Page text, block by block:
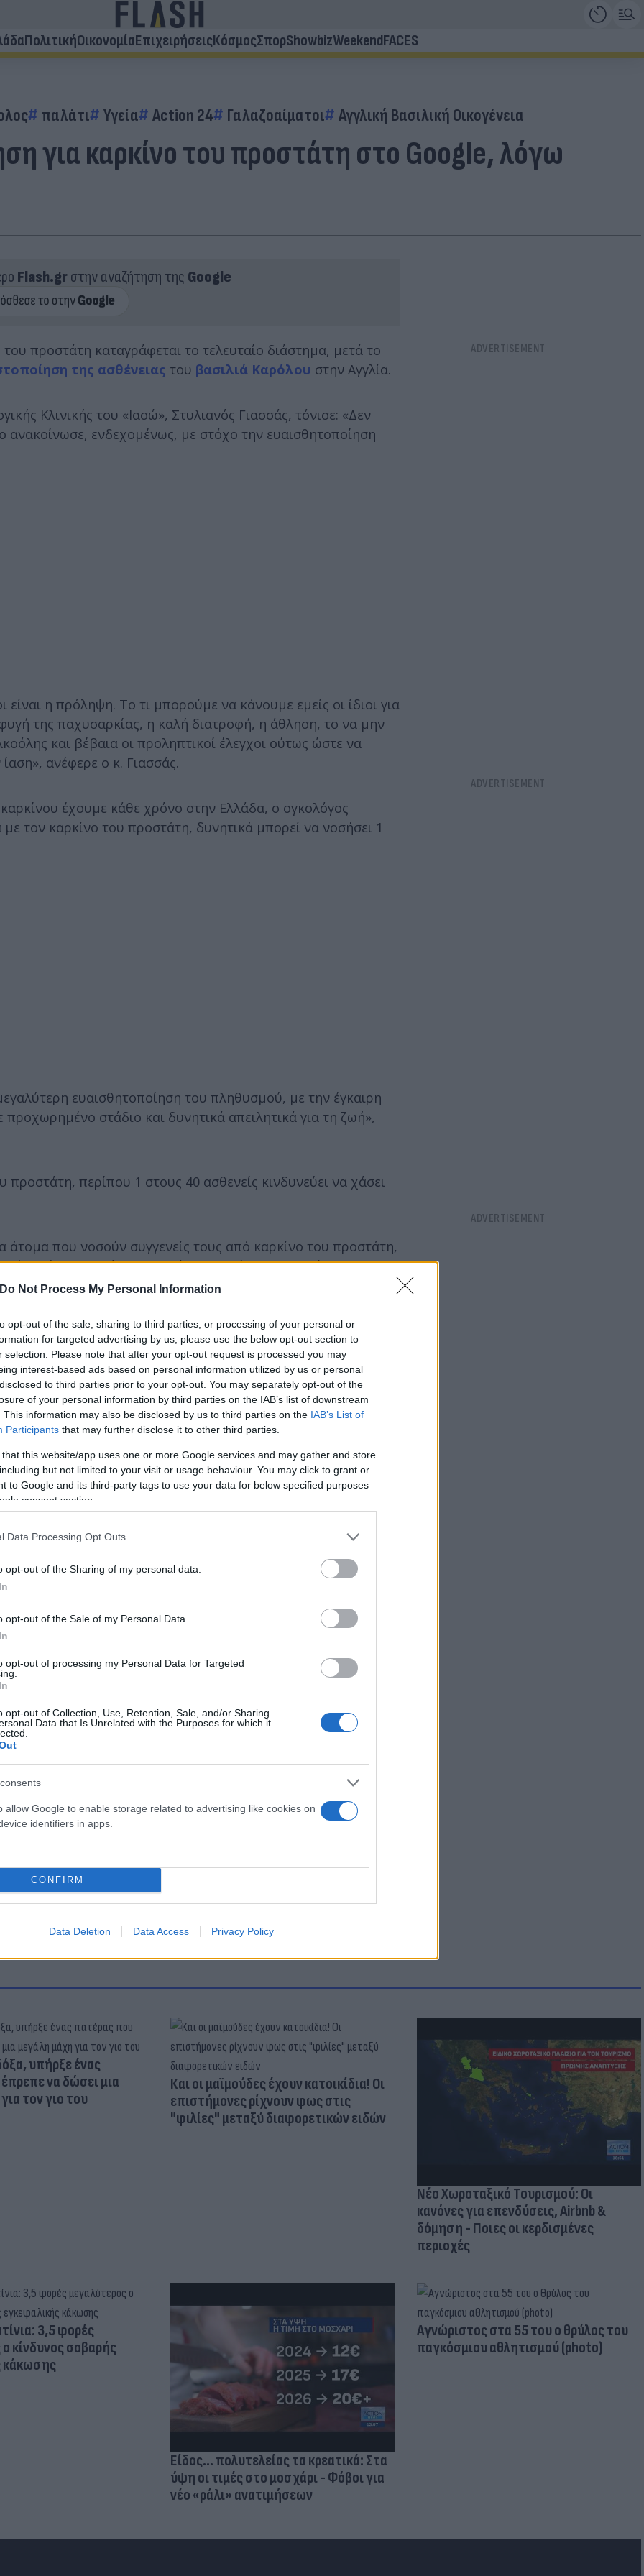
Do Not Process My Personal Information
opt-out of the sale, sharing to third parties, or processing of your personal or
for targeted advertising by us, please use the below opt-out section to
selection. Please note that after your opt-out request is processed you may
interest-based ads based on personal information utilized by us or personal
to third parties prior to your opt-out. You may separately opt-out of the
of your personal information by third parties on the IAB’s list of downstream
This information may also be disclosed by us to third parties on the IAB’s List of
Participants that may further disclose it to other third parties.
that this website/app uses one or more Google services and may gather and store
but not limited to your visit or usage behaviour. You may click to grant or
to Google and its third-party tags to use your data for below specified purposes
consent section.
Data Processing Opt Outs
opt-out of the Sharing of my personal data.
opt-out of the Sale of my Personal Data.
opt-out of processing my Personal Data for Targeted
opt-out of Collection, Use, Retention, Sale, and/or Sharing
Data that Is Unrelated with the Purposes for which it
allow Google to enable storage related to advertising like cookies on
identifiers in apps.
CONFIRM
Data Deletion Data Access Privacy Policy
ΠολιτικήΟικονομίαΕπιχειρήσειςΚόσμοςΣπορShowbizWeekendFACES
παλάτι Υγεία Action 24 Γαλαζοαίματοι Αγγλική Βασιλική Οικογένεια
για καρκίνο του προστάτη στο Google, λόγω
Flash.grστην αναζήτηση της Google
του προστάτη καταγράφεται το τελευταίο διάστημα, μετά το
της ασθένειας του βασιλιά Καρόλου στην Αγγλία.
Κλινικής του «Ιασώ», Στυλιανός Γιασσάς, τόνισε: «Δεν
ενδεχομένως, με στόχο την ευαισθητοποίηση
η πρόληψη. Το τι μπορούμε να κάνουμε εμείς οι ίδιοι για
της παχυσαρκίας, η καλή διατροφή, η άθληση, το να μην
και βέβαια οι προληπτικοί έλεγχοι ούτως ώστε να
ανέφερε ο κ. Γιασσάς.
έχουμε κάθε χρόνο στην Ελλάδα, ο ογκολόγος
τον καρκίνο του προστάτη, δυνητικά μπορεί να νοσήσει 1
ευαισθητοποίηση του πληθυσμού, με την έγκαιρη
στάδιο και δυνητικά απειλητικά για τη ζωή»,
περίπου 1 στους 40 ασθενείς κινδυνεύει να χάσει
άτομα που νοσούν συγγενείς τους από καρκίνο του προστάτη,
ελέγχους ακόμη και από την ηλικία των 40 ετών».
Flash.grστην αναζήτηση τηςGoogle
μετά τη διάγνωση του καρκίνου
που θα λάβει ο Κάρολος για τον καρκίνο
την πιο επιθετική μορφή καρκίνου του μαστού
για ανίχνευση πρώιμου καρκίνου των ωοθηκών
Οικογένεια
υπήρξε ένας
να δώσει μια
τον γιο του
Και οι μαϊμούδες έχουν κατοικίδια! Οι
επιστήμονες ρίχνουν φως στις
"φιλίες" μεταξύ διαφορετικών ειδών
Νέο Χωροταξικό Τουρισμού: Οι
κανόνες για επενδύσεις, Airbnb &
δόμηση - Ποιες οι κερδισμένες
περιοχές
3,5 φορές
κίνδυνος σοβαρής
κάκωσης
Είδος... πολυτελείας τα κρεατικά: Στα
ύψη οι τιμές στο μοσχάρι - Φόβοι για
νέο «ράλι» ανατιμήσεων
Aγνώριστος στα 55 του ο θρύλος του
παγκόσμιου αθλητισμού (photo)